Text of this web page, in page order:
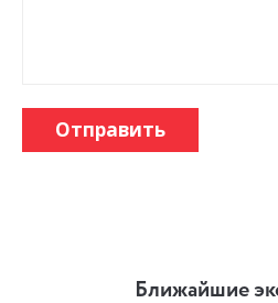
Отправить
Ближайшие